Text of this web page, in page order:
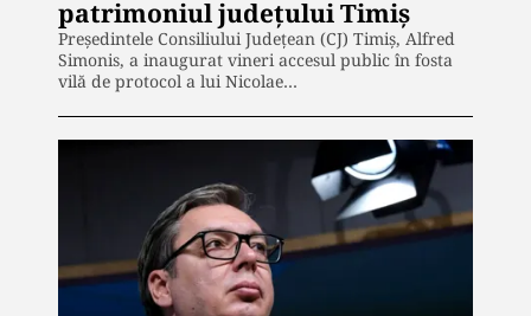
patrimoniul județului Timiș
Președintele Consiliului Județean (CJ) Timiș, Alfred
Simonis, a inaugurat vineri accesul public în fosta
vilă de protocol a lui Nicolae…